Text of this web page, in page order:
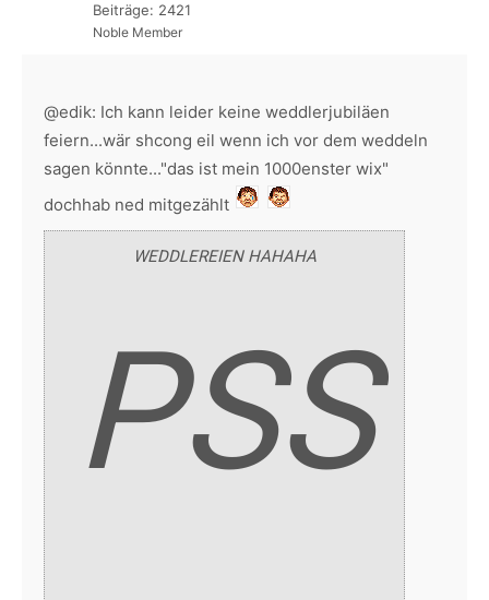
Beiträge: 2421
Noble Member
@edik: Ich kann leider keine weddlerjubiläen
feiern...wär shcong eil wenn ich vor dem weddeln
sagen könnte..."das ist mein 1000enster wix"
dochhab ned mitgezählt
WEDDLEREIEN HAHAHA
PSS